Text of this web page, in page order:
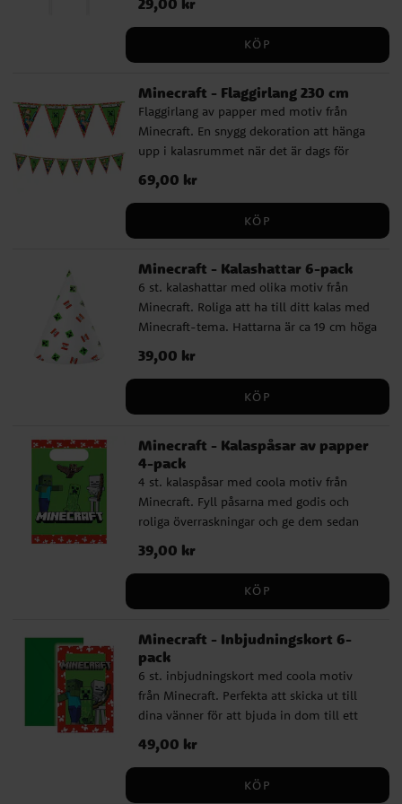
KÖP
Minecraft - Flaggirlang 230 cm
Flaggirlang av papper med motiv från
Minecraft. En snygg dekoration att hänga
upp i kalasrummet när det är dags för
festligheter. Girlangen är ca 2,3 meter lång
och varje vimpel är ca 24,5 cm hög.
Pris :69,00 kr
69,00 kr
KÖP
Minecraft - Kalashattar 6-pack
6 st. kalashattar med olika motiv från
Minecraft. Roliga att ha till ditt kalas med
Minecraft-tema. Hattarna är ca 19 cm höga
och hålls plats med ett resårband.
Pris:39,00 kr
39,00 kr
KÖP
Minecraft - Kalaspåsar av papper
4-pack
4 st. kalaspåsar med coola motiv från
Minecraft. Fyll påsarna med godis och
roliga överraskningar och ge dem sedan
till barnen på ditt barnkalas. Påsarna är
tillverkade av FSC-märkt papper och är ca
Pris:39,00 kr
39,00 kr
KÖP
Minecraft - Inbjudningskort 6-
pack
6 st. inbjudningskort med coola motiv
från Minecraft. Perfekta att skicka ut till
dina vänner för att bjuda in dom till ett
roligt födelsedagskalas. Korten är ca 14 x 8
cm stora och förpackningen inkluderar
Pris :49,00 kr
49,00 kr
KÖP